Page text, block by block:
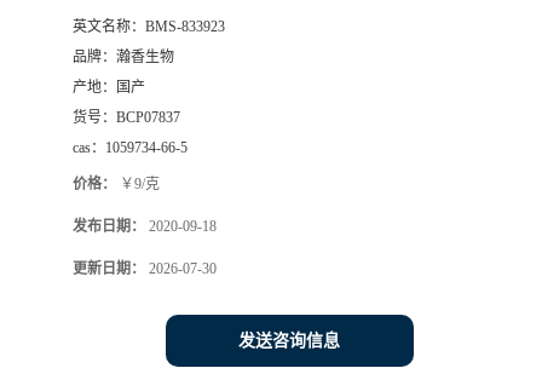
英文名称： BMS-833923
品牌： 瀚香生物
产地：
国产
货号： BCP07837
cas： 1059734-66-5
价格： ￥9/克
发布日期： 2020-09-18
更新日期： 2026-07-30
发送咨询信息